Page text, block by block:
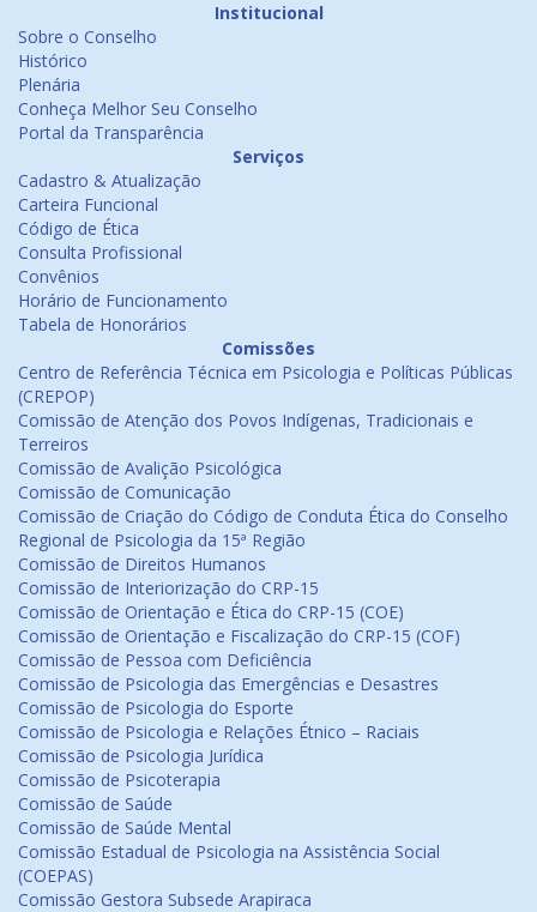
Institucional
Sobre o Conselho
Histórico
Plenária
Conheça Melhor Seu Conselho
Portal da Transparência
Serviços
Cadastro & Atualização
Carteira Funcional
Código de Ética
Consulta Profissional
Convênios
Horário de Funcionamento
Tabela de Honorários
Comissões
Centro de Referência Técnica em Psicologia e Políticas Públicas
(CREPOP)
Comissão de Atenção dos Povos Indígenas, Tradicionais e
Terreiros
Comissão de Avalição Psicológica
Comissão de Comunicação
Comissão de Criação do Código de Conduta Ética do Conselho
Regional de Psicologia da 15ª Região
Comissão de Direitos Humanos
Comissão de Interiorização do CRP-15
Comissão de Orientação e Ética do CRP-15 (COE)
Comissão de Orientação e Fiscalização do CRP-15 (COF)
Comissão de Pessoa com Deficiência
Comissão de Psicologia das Emergências e Desastres
Comissão de Psicologia do Esporte
Comissão de Psicologia e Relações Étnico – Raciais
Comissão de Psicologia Jurídica
Comissão de Psicoterapia
Comissão de Saúde
Comissão de Saúde Mental
Comissão Estadual de Psicologia na Assistência Social
(COEPAS)
Comissão Gestora Subsede Arapiraca